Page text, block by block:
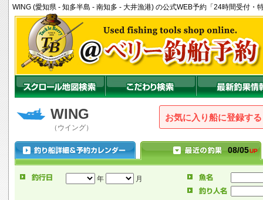
WING (愛知県 - 知多半島 - 南知多 - 大井漁港) の公式WEB予約「24時間受付・
WING
（ウイング）
お気に入り船に登録
08/05UP
年 月